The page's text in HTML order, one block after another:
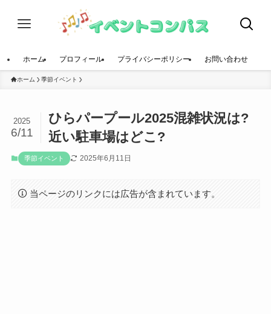
ホーム プロフィール プライバシーポリシー お問い合わせ
ホーム 季節イベント
ひらパープール2025混雑状況は?
近い駐車場はどこ?
2025
6/11
季節イベント 2025年6月11日
当ページのリンクには広告が含まれています。